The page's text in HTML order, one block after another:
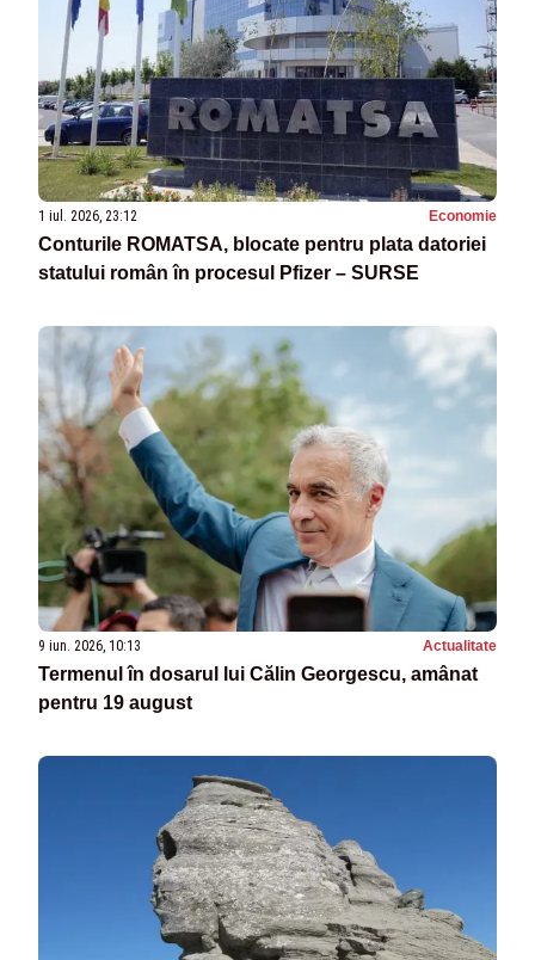
1 iul. 2026, 23:12 Economie
Conturile ROMATSA, blocate pentru plata datoriei
statului român în procesul Pfizer – SURSE
9 iun. 2026, 10:13 Actualitate
Termenul în dosarul lui Călin Georgescu, amânat
pentru 19 august